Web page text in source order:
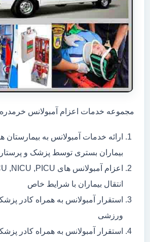
مجموعه خدمات اعزام آمبولانس خرمدره
ارائه خدمات آمبولانس به بیمارستان
بیماران بستری توسط پزشک و
انتقال بیماران با شرایط خاص
استقرار آمبولانس به همراه کادر
ورزشی
استقرار آمبولانس به همراه کادر